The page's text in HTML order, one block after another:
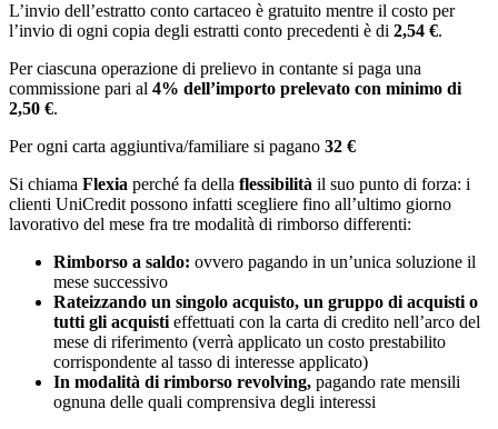
L’invio dell’estratto conto cartaceo è gratuito mentre il costo per
l’invio di ogni copia degli estratti conto precedenti è di 2,54 €.
Per ciascuna operazione di prelievo in contante si paga una
commissione pari al 4% dell’importo prelevato con minimo di
2,50 €.
Per ogni carta aggiuntiva/familiare si pagano 32 €
Si chiama Flexia perché fa della flessibilità il suo punto di forza: i
clienti UniCredit possono infatti scegliere fino all’ultimo giorno
lavorativo del mese fra tre modalità di rimborso differenti:
Rimborso a saldo: ovvero pagando in un’unica soluzione il
mese successivo
Rateizzando un singolo acquisto, un gruppo di acquisti o
tutti gli acquisti effettuati con la carta di credito nell’arco del
mese di riferimento (verrà applicato un costo prestabilito
corrispondente al tasso di interesse applicato)
In modalità di rimborso revolving, pagando rate mensili
ognuna delle quali comprensiva degli interessi